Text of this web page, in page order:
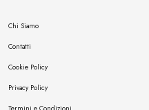
Chi Siamo
Contatti
Cookie Policy
Privacy Policy